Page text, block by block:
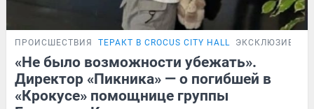
ПРОИСШЕСТВИЯ ТЕРАКТ В CROCUS CITY HALL ЭКСКЛЮЗИВ
«Не было возможности убежать».
Директор «Пикника» — о погибшей в
«Крокусе» помощнице группы